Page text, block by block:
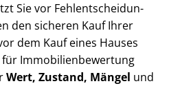
Sie vor Fehl­ent­schei­dun­
den sicheren Kauf Ihrer
dem Kauf eines Hauses
Im­mo­bi­li­en­be­wer­tung
Wert, Zustand, Mängel und